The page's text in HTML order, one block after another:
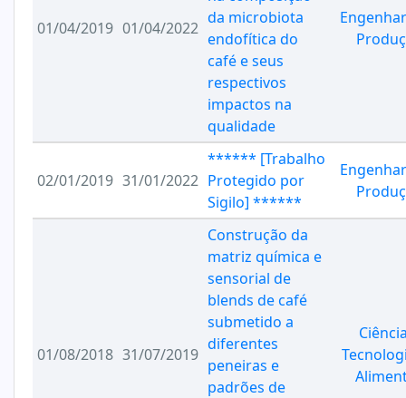
01/04/2019 01/04/2022
da microbiota
endofítica do
café e seus
respectivos
impactos na
qualidade
02/01/2019 31/01/2022
****** [Trabalho
Protegido por
Sigilo] ******
01/08/2018 31/07/2019
Construção da
matriz química e
sensorial de
blends de café
submetido a
diferentes
peneiras e
padrões de